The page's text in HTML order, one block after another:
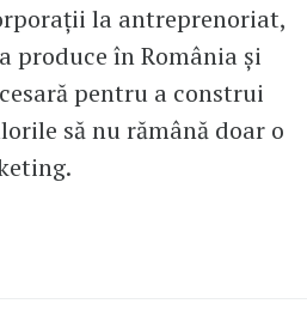
la antreprenoriat,
produce în România și
pentru a construi
să nu rămână doar o